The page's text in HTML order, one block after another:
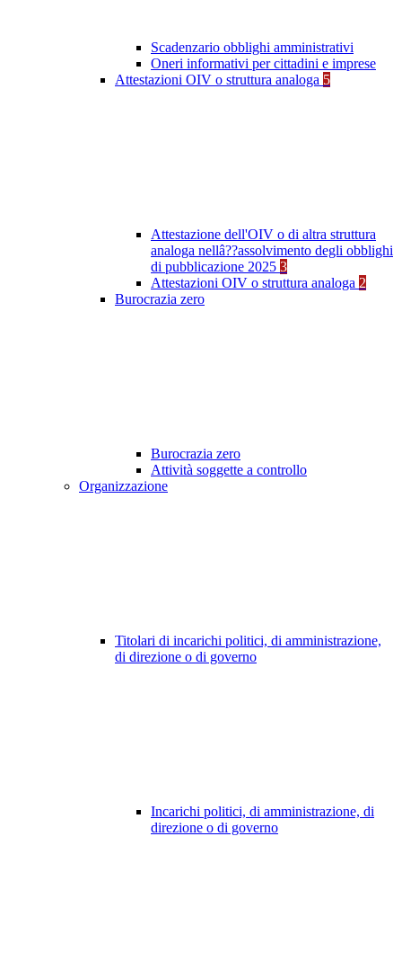
Scadenzario obblighi amministrativi
Oneri informativi per cittadini e imprese
Attestazioni OIV o struttura analoga 5
Attestazione dell'OIV o di altra struttura
analoga nellâ??assolvimento degli obblighi
di pubblicazione 2025 3
Attestazioni OIV o struttura analoga 2
Burocrazia zero
Burocrazia zero
Attività soggette a controllo
Organizzazione
Titolari di incarichi politici, di amministrazione,
di direzione o di governo
Incarichi politici, di amministrazione, di
direzione o di governo